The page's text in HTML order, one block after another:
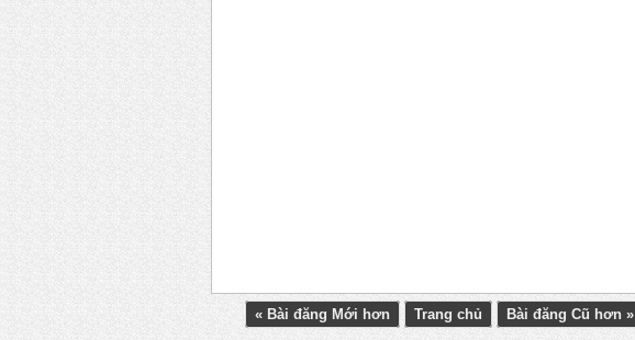
« Bài đăng Mới hơn Trang chủ Bài đăng Cũ hơn »